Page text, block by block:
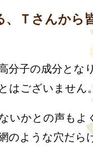
、Ｔさんから
分子の成分とな
はございません
いかとの声もよ
のような穴だら